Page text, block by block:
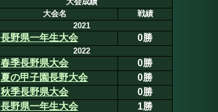
大会名
戦績
2021
長野県一年生大会 0勝
2022
春季長野県大会
0勝
夏の甲子園長野大会
0勝
秋季長野県大会
0勝
長野県一年生大会
1勝